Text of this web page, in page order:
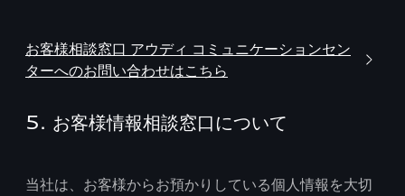
お客様相談窓口 アウディ コミュニケーションセン
ターへのお問い合わせはこちら
5. お客様情報相談窓口について
当社は、お客様からお預かりしている個人情報を大切